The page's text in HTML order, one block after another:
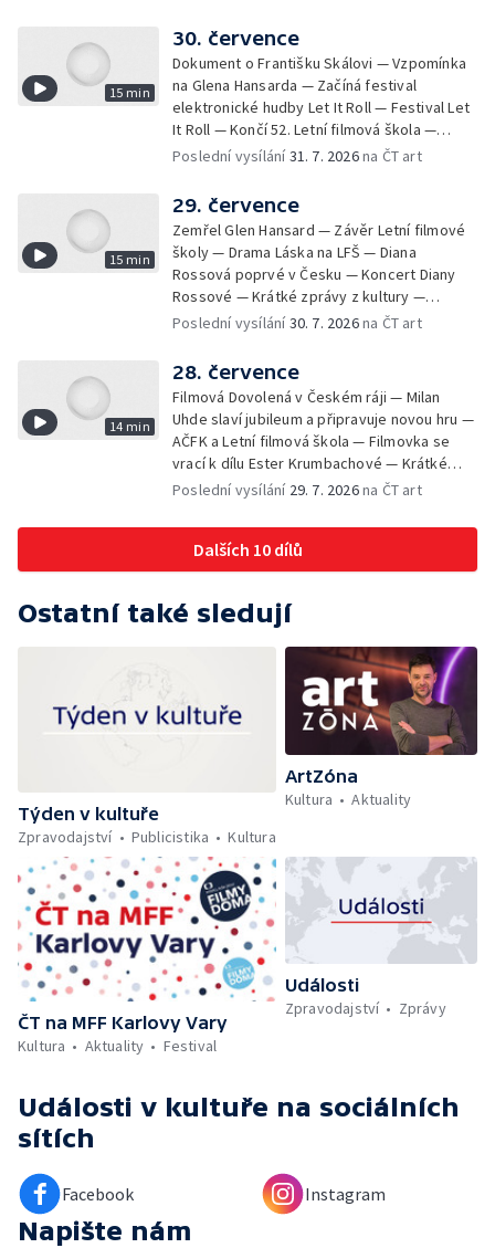
15 min
30. července
Dokument o Františku Skálovi — Vzpomínka
na Glena Hansarda — Začíná festival
elektronické hudby Let It Roll — Festival Let
It Roll — Končí 52. Letní filmová škola —
Krátké zprávy z kultury — Rekonstrukce
Poslední vysílání31. 7. 2026na ČT art
15 min
29. července
Zemřel Glen Hansard — Závěr Letní filmové
školy — Drama Láska na LFŠ — Diana
Rossová poprvé v Česku — Koncert Diany
Rossové — Krátké zprávy z kultury —
Výstavy o proměnách Prahy — Zahajení
Poslední vysílání30. 7. 2026na ČT art
14 min
28. července
Filmová Dovolená v Českém ráji — Milan
Uhde slaví jubileum a připravuje novou hru —
AČFK a Letní filmová škola — Filmovka se
vrací k dílu Ester Krumbachové — Krátké
zprávy z kultury — Antonín Střížek namaloval
Poslední vysílání 29. 7. 2026na ČT art
Dalších 10 dílů
Ostatní také sledují
Týden v kultuře
Zpravodajství
Publicistika Kultura
ArtZóna
Kultura
Aktuality
ČT na MFF Karlovy Vary
Kultura
Aktuality Festival
Události
Zpravodajství
Zprávy
Události v kultuře na sociálních
sítích
Facebook Instagram
Napište nám